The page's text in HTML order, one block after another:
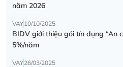
năm 2026
VAY10/10/2025
BIDV giới thiệu gói tín dụng “An
5%/năm
VAY26/03/2025